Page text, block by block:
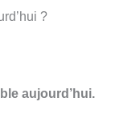
?
aujourd’hui.